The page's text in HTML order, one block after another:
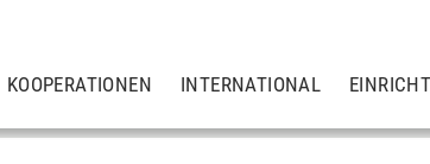
KOOPERATIONEN INTERNATIONAL